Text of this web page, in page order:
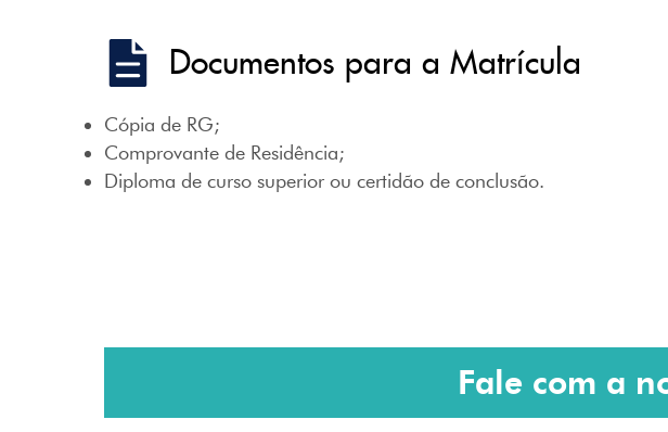
Documentos para a Matrícula
Cópia de RG;
Comprovante de Residência;
Diploma de curso superior ou certidão de conclusão.
Fale com a